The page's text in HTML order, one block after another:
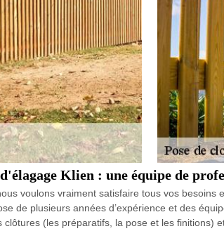
Klien : une équipe de
voulons vraiment satisfaire tous vos
de plusieurs années d’expérience et des
clôtures (les préparatifs, la pose et les